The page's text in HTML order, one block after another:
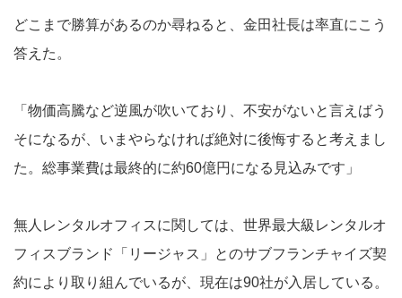
どこまで勝算があるのか尋ねると、金田社長は率直にこう
答えた。
「物価高騰など逆風が吹いており、不安がないと言えばう
そになるが、いまやらなければ絶対に後悔すると考えまし
た。総事業費は最終的に約60億円になる見込みです」
無人レンタルオフィスに関しては、世界最大級レンタルオ
フィスブランド「リージャス」とのサブフランチャイズ契
約により取り組んでいるが、現在は90社が入居している。